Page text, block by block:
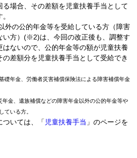
場合、その差額を児童扶養手当として
外の公的年金等を受給している方（障害
い方）(※2)は、今回の改正後も、調整す
ないので、公的年金等の額が児童扶養
差額分を児童扶養手当として受給でき
礎年金、労働者災害補償保険法による障害補償年金
年金、遺族補償などの障害年金以外の公的年金等や
ている方。
ついては、「 児童扶養手当 」のページを